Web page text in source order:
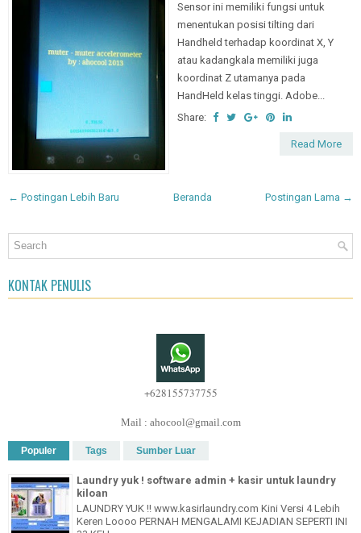
Sensor ini memiliki fungsi untuk
menentukan posisi tilting dari
Handheld terhadap koordinat X, Y
atau kadangkala memiliki juga
koordinat Z utamanya pada
HandHeld kelas tinggi. Adobe...
Share:
Read More
← Postingan Lebih Baru Postingan Lama →
Beranda
KONTAK PENULIS
+628155737755
Mail : ahocool@gmail.com
Populer Tags Sumber Luar
Laundry yuk ! software admin + kasir untuk laundry
kiloan
LAUNDRY YUK !! www.kasirlaundry.com Kini Versi 4 Lebih
Keren Loooo PERNAH MENGALAMI KEJADIAN SEPERTI INI